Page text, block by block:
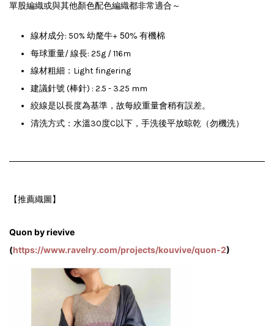
單股編織或與其他顏色配色編織都非常適合～
線材成分: 50% 幼氂牛+ 50% 有機棉
每球重量/ 線長: 25g / 116m
線材粗細：Light fingering
建議針號 (棒針) : 2.5 - 3.25 mm
絞線是以長度為基準，故每絞重量會稍有誤差。
清洗方式：水溫30度C以下，手洗後平放晾乾（勿機洗）
【推薦織圖】
Quon by rievive
(https://www.ravelry.com/projects/kouvive/quon-2)